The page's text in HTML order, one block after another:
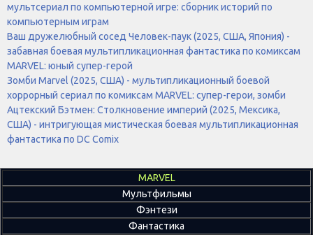
мультсериал по компьютерной игре: сборник историй по
компьютерным играм
Ваш дружелюбный сосед Человек-паук (2025, США, Япония) -
забавная боевая мультипликационная фантастика по комиксам
MARVEL: юный супер-герой
Зомби Marvel (2025, США) - мультипликационный боевой
хоррорный сериал по комиксам MARVEL: супер-герои, зомби
Ацтекский Бэтмен: Столкновение империй (2025, Мексика,
США) - интригующая мистическая боевая мультипликационная
фантастика по DC Comix
MARVEL
Мультфильмы
Фэнтези
Фантастика